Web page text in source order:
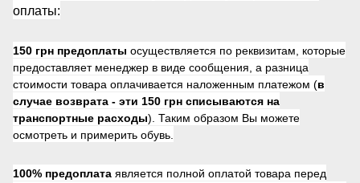
оплаты:
150 грн предоплаты осуществляется по реквизитам, которые
предоставляет менеджер в виде сообщения, а разница
стоимости товара оплачивается наложенным платежом (в
случае возврата - эти 150 грн списываются на
транспортные расходы). Таким образом Вы можете
осмотреть и примерить обувь.
100% предоплата является полной оплатой товара перед